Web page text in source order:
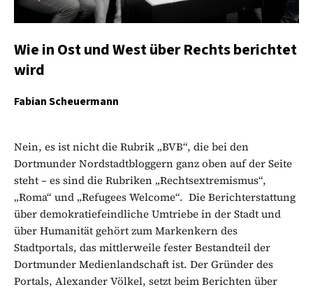
Wie in Ost und West über Rechts berichtet
wird
Fabian Scheuermann
Nein, es ist nicht die Rubrik „BVB“, die bei den
Dortmunder Nordstadtbloggern ganz oben auf der Seite
steht – es sind die Rubriken „Rechtsextremismus“,
„Roma“ und „Refugees Welcome“. Die Berichterstattung
über demokratiefeindliche Umtriebe in der Stadt und
über Humanität gehört zum Markenkern des
Stadtportals, das mittlerweile fester Bestandteil der
Dortmunder Medienlandschaft ist. Der Gründer des
Portals, Alexander Völkel, setzt beim Berichten über